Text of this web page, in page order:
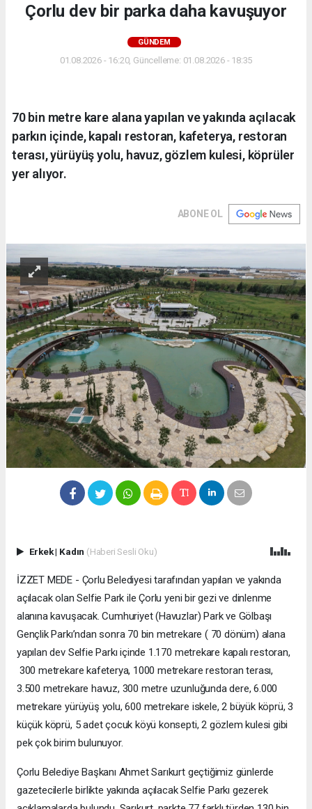
Çorlu dev bir parka daha kavuşuyor
GÜNDEM
01.08.2026 - 16:20, Güncelleme: 01.08.2026 - 18:35
70 bin metre kare alana yapılan ve yakında açılacak
parkın içinde, kapalı restoran, kafeterya, restoran
terası, yürüyüş yolu, havuz, gözlem kulesi, köprüler
yer alıyor.
ABONE OL
Erkek| Kadın (Haberi Sesli Oku)
İZZET MEDE - Çorlu Belediyesi tarafından yapılan ve yakında
açılacak olan Selfie Park ile Çorlu yeni bir gezi ve dinlenme
alanına kavuşacak. Cumhuriyet (Havuzlar) Park ve Gölbaşı
Gençlik Parkı’ndan sonra 70 bin metrekare ( 70 dönüm) alana
yapılan dev Selfie Parkı içinde 1.170 metrekare kapalı restoran,
300 metrekare kafeterya, 1000 metrekare restoran terası,
3.500 metrekare havuz, 300 metre uzunluğunda dere, 6.000
metrekare yürüyüş yolu, 600 metrekare iskele, 2 büyük köprü, 3
küçük köprü, 5 adet çocuk köyü konsepti, 2 gözlem kulesi gibi
pek çok birim bulunuyor.
Çorlu Belediye Başkanı Ahmet Sarıkurt geçtiğimiz günlerde
gazetecilerle birlikte yakında açılacak Selfie Parkı gezerek